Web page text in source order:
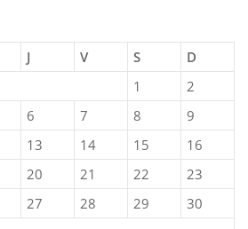
J V S
D
1
2
6 7 8
9
13 14 15
16
20 21 22
23
27 28 29
30